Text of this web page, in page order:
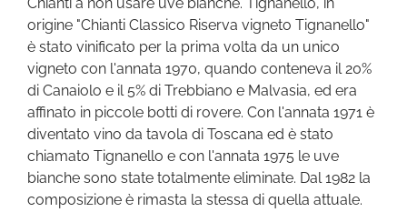
origine "Chianti Classico Riserva vigneto Tignanello"
è stato vinificato per la prima volta da un unico
vigneto con l'annata 1970, quando conteneva il 20%
di Canaiolo e il 5% di Trebbiano e Malvasia, ed era
affinato in piccole botti di rovere. Con l'annata 1971 è
diventato vino da tavola di Toscana ed è stato
chiamato Tignanello e con l'annata 1975 le uve
bianche sono state totalmente eliminate. Dal 1982 la
composizione è rimasta la stessa di quella attuale.